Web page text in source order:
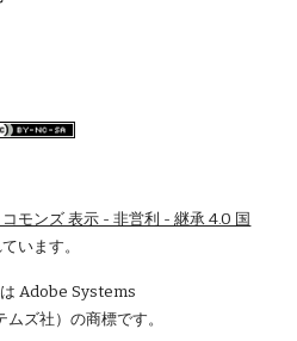
モンズ 表示 - 非営利 - 継承 4.0 国
います。
Adobe Systems
ズ社）の商標です。